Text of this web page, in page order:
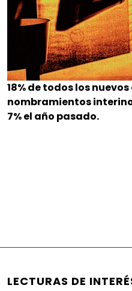
18% de todos los
nombramientos
7% el año pasado.
LECTURAS DE